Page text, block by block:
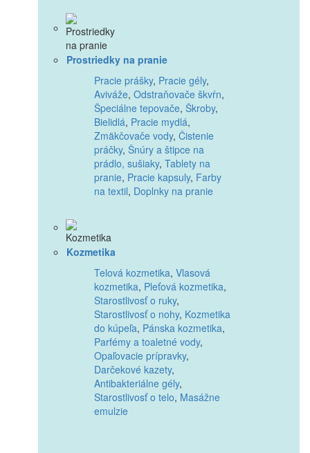
Prostriedky na pranie
Pracie prášky, Pracie gély,
Aviváže, Odstraňovače škvŕn,
Špeciálne tepovače, Škroby,
Bielidlá, Pracie mydlá,
Zmäkčovače vody, Čistenie
práčky, Šnúry a štipce na
prádlo, sušiaky, Tablety na
pranie, Pracie kapsuly, Farby
na textil, Doplnky na pranie
Kozmetika
Telová kozmetika, Vlasová
kozmetika, Pleťová kozmetika,
Starostlivosť o ruky,
Starostlivosť o nohy, Kozmetika
do kúpeľa, Pánska kozmetika,
Parfémy a toaletné vody,
Opaľovacie prípravky,
Darčekové kazety,
Antibakteriálne gély,
Starostlivosť o telo, Masážne
emulzie